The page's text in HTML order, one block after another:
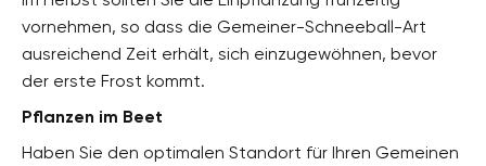
vornehmen, so dass die Gemeiner-Schneeball-Art
ausreichend Zeit erhält, sich einzugewöhnen, bevor
der erste Frost kommt.
Pflanzen im Beet
Haben Sie den optimalen Standort für Ihren Gemeinen